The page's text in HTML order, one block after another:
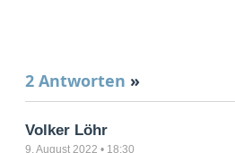
2 Antworten »
Volker Löhr
9. August 2022 • 18:30